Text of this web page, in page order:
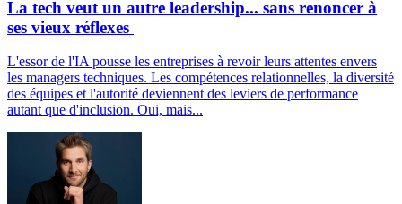
La tech veut un autre leadership... sans renoncer à
ses vieux réflexes
L'essor de l'IA pousse les entreprises à revoir leurs attentes envers
les managers techniques. Les compétences relationnelles, la diversité
des équipes et l'autorité deviennent des leviers de performance
autant que d'inclusion. Oui, mais...